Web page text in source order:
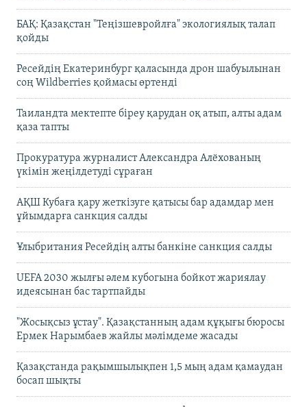
БАҚ: Қазақстан "Теңізшевройлға" экологиялық талап
қойды
Ресейдің Екатеринбург қаласында дрон шабуылынан
соң Wildberries қоймасы өртенді
Таиландта мектепте біреу қарудан оқ атып, алты адам
қаза тапты
Прокуратура журналист Александра Алёхованың
үкімін жеңілдетуді сұраған
АҚШ Кубаға қару жеткізуге қатысы бар адамдар мен
ұйымдарға санкция салды
Ұлыбритания Ресейдің алты банкіне санкция салды
UEFA 2030 жылғы әлем кубогына бойкот жариялау
идеясынан бас тартпайды
"Жосықсыз ұстау". Қазақстанның адам құқығы бюросы
Ермек Нарымбаев жайлы мәлімдеме жасады
Қазақстанда рақымшылықпен 1,5 мың адам қамаудан
босап шықты